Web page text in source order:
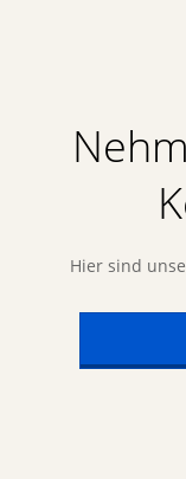
Hier sind